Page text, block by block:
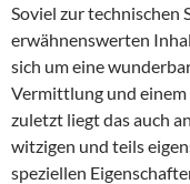
Soviel zur technischen
erwähnenswerten
sich um eine
Vermittlung und
zuletzt liegt das auch
witzigen und teils
speziellen